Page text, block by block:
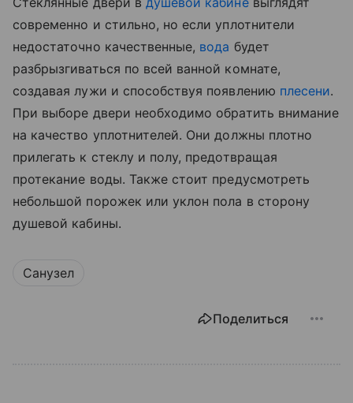
современно и стильно, но если уплотнители
недостаточно качественные, вода будет
разбрызгиваться по всей ванной комнате,
создавая лужи и способствуя появлению плесени.
При выборе двери необходимо обратить внимание
на качество уплотнителей. Они должны плотно
прилегать к стеклу и полу, предотвращая
протекание воды. Также стоит предусмотреть
небольшой порожек или уклон пола в сторону
душевой кабины.
Санузел
Поделиться